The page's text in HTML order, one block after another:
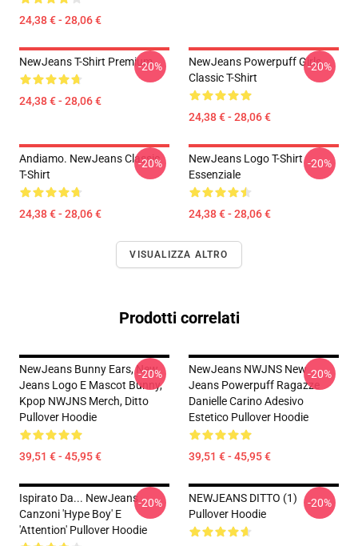
24,38 € - 28,06 €
NewJeans T-Shirt Premium
24,38 € - 28,06 €
-20%
NewJeans Powerpuff Girls
Classic T-Shirt
24,38 € - 28,06 €
-20%
Andiamo. NewJeans Classic
T-Shirt
24,38 € - 28,06 €
-20%
NewJeans Logo T-Shirt
Essenziale
24,38 € - 28,06 €
-20%
VISUALIZZA ALTRO
Prodotti correlati
NewJeans Bunny Ears, New
Jeans Logo E Mascot Bunny,
Kpop NWJNS Merch, Ditto
Pullover Hoodie
39,51 € - 45,95 €
-20%
NewJeans NWJNS New
Jeans Powerpuff Ragazze
Danielle Carino Adesivo
Estetico Pullover Hoodie
39,51 € - 45,95 €
-20%
Ispirato Da... NewJeans
Canzoni 'Hype Boy' E
'Attention' Pullover Hoodie
-20%
NEWJEANS DITTO (1)
Pullover Hoodie
-20%